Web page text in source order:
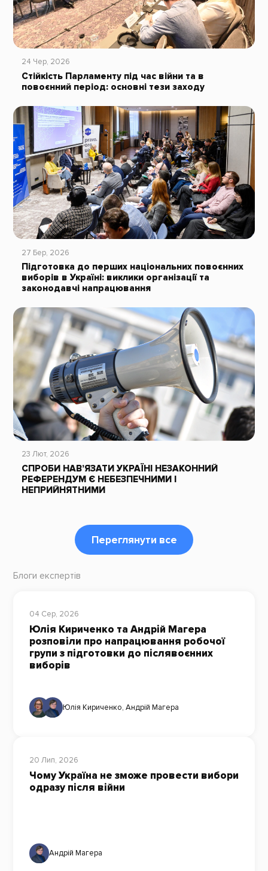
24 Чер, 2026
Стійкість Парламенту під час війни та в
повоєнний період: основні тези заходу
27 Бер, 2026
Підготовка до перших національних повоєнних
виборів в Україні: виклики організації та
законодавчі напрацювання
23 Лют, 2026
СПРОБИ НАВ’ЯЗАТИ УКРАЇНІ НЕЗАКОННИЙ
РЕФЕРЕНДУМ Є НЕБЕЗПЕЧНИМИ І
НЕПРИЙНЯТНИМИ
Переглянути все
Блоги експертів
04 Сер, 2026
Юлія Кириченко та Андрій Магера
розповіли про напрацювання робочої
групи з підготовки до післявоєнних
виборів
Юлія Кириченко, Андрій Магера
20 Лип, 2026
Чому Україна не зможе провести вибори
одразу після війни
Андрій Магера